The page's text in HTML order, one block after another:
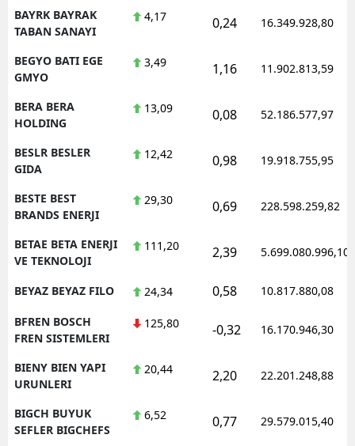
BAYRK BAYRAK
TABAN SANAYI
4,17 0,24 16.349.928,80
BEGYO BATI EGE
GMYO
3,49 1,16 11.902.813,59
BERA BERA
HOLDING
13,09 0,08 52.186.577,97
BESLR BESLER
GIDA
12,42 0,98 19.918.755,95
BESTE BEST
BRANDS ENERJI
29,30 0,69 228.598.259,82
BETAE BETA ENERJI
VE TEKNOLOJI
111,20 2,39 5.699.080.996,10
BEYAZ BEYAZ FILO 24,34 0,58 10.817.880,08
BFREN BOSCH
FREN SISTEMLERI
125,80 -0,32 16.170.946,30
BIENY BIEN YAPI
URUNLERI
20,44 2,20 22.201.248,88
BIGCH BUYUK
SEFLER BIGCHEFS
6,52 0,77 29.579.015,40